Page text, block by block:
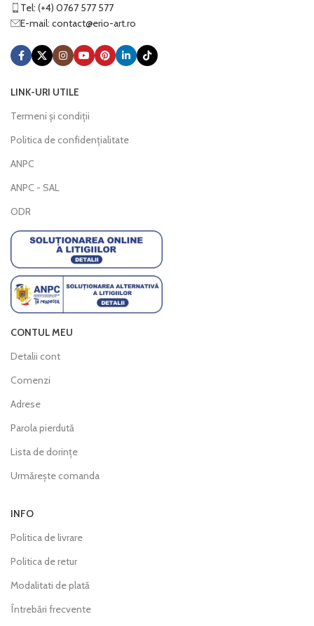
Tel: (+4) 0767 577 577
E-mail:
or.tra-oire
@tcatnoc
LINK-URI UTILE
Termeni și condiții
Politica de confidențialitate
ANPC
ANPC - SAL
ODR
CONTUL MEU
Detalii cont
Comenzi
Adrese
Parola pierdută
Lista de dorințe
Urmărește comanda
INFO
Politica de livrare
Politica de retur
Modalitati de plată
Întrebări frecvente